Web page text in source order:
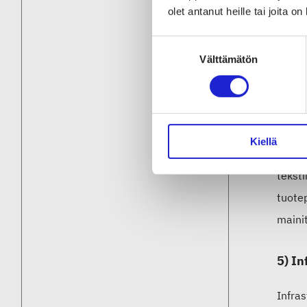
olet antanut heille tai joita
Välttämätön
Kiellä
4)
5)